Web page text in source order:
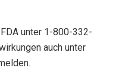
unter 1-800-332-
auch unter